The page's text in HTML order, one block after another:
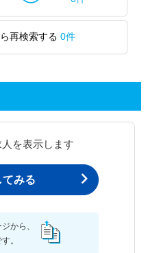
再検索する 0件
を表示します
みる
から、
。